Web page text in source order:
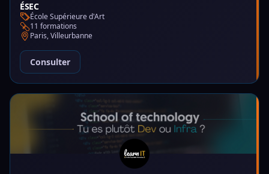
ÉSEC
École Supérieure d'Art
11 formations
Paris, Villeurbanne
Consulter